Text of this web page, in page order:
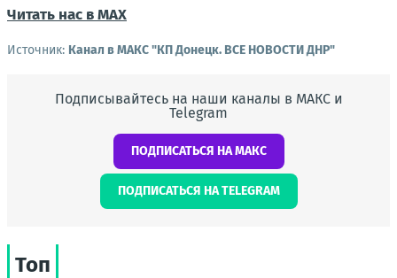
Читать нас в МАХ
Источник: Канал в МАКС "КП Донeцк. ВСЕ НОВОСТИ ДНР"
Подписывайтесь на наши каналы в МАКС и
Telegram
ПОДПИСАТЬСЯ НА МАКС
ПОДПИСАТЬСЯ НА TELEGRAM
Топ